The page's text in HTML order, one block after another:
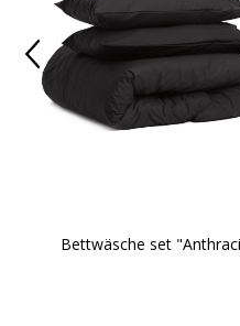
Bettwäsche set